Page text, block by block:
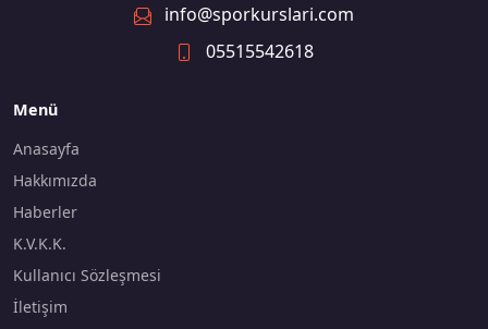
info@sporkurslari.com
05515542618
Menü
Anasayfa
Hakkımızda
Haberler
K.V.K.K.
Kullanıcı Sözleşmesi
İletişim